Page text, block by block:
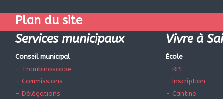
Plan du site
Services municipaux
Vivre à
Conseil municipal
- Trombinoscope
- Commissions
- Délégations
École
- RPI
- Inscription
- Cantine